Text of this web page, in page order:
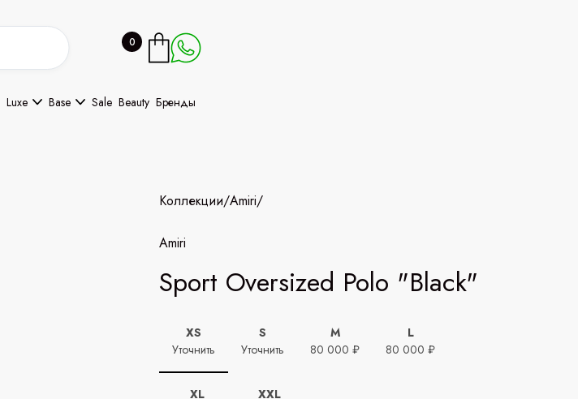
0
Luxe Base Sale Beauty Бренды
Коллекции/Amiri/
Amiri
Sport Oversized Polo "Black"
XS
Уточнить
S
Уточнить
M
80 000 ₽
L
80 000 ₽
XL
XXL